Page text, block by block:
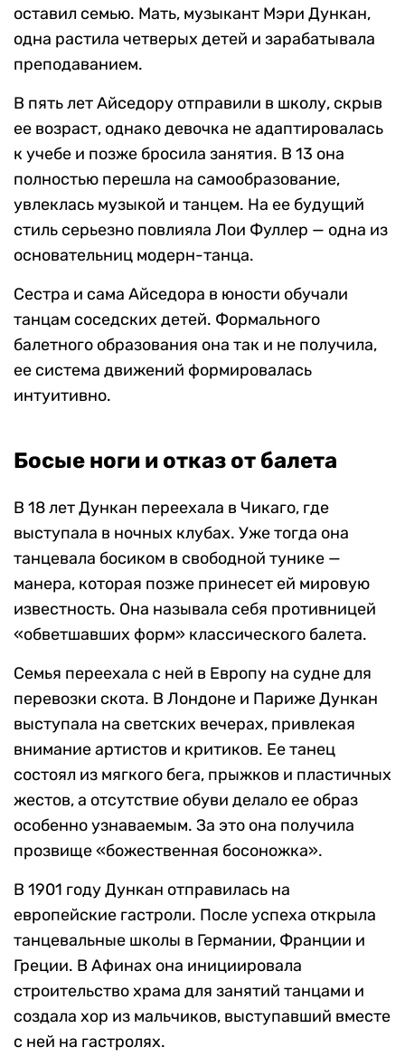
оставил семью. Мать, музыкант Мэри Дункан,
одна растила четверых детей и зарабатывала
преподаванием.
В пять лет Айседору отправили в школу, скрыв
ее возраст, однако девочка не адаптировалась
к учебе и позже бросила занятия. В 13 она
полностью перешла на самообразование,
увлеклась музыкой и танцем. На ее будущий
стиль серьезно повлияла Лои Фуллер — одна из
основательниц модерн-танца.
Сестра и сама Айседора в юности обучали
танцам соседских детей. Формального
балетного образования она так и не получила,
ее система движений формировалась
интуитивно.
Босые ноги и отказ от балета
В 18 лет Дункан переехала в Чикаго, где
выступала в ночных клубах. Уже тогда она
танцевала босиком в свободной тунике —
манера, которая позже принесет ей мировую
известность. Она называла себя противницей
«обветшавших форм» классического балета.
Семья переехала с ней в Европу на судне для
перевозки скота. В Лондоне и Париже Дункан
выступала на светских вечерах, привлекая
внимание артистов и критиков. Ее танец
состоял из мягкого бега, прыжков и пластичных
жестов, а отсутствие обуви делало ее образ
особенно узнаваемым. За это она получила
прозвище «божественная босоножка».
В 1901 году Дункан отправилась на
европейские гастроли. После успеха открыла
танцевальные школы в Германии, Франции и
Греции. В Афинах она инициировала
строительство храма для занятий танцами и
создала хор из мальчиков, выступавший вместе
с ней на гастролях.